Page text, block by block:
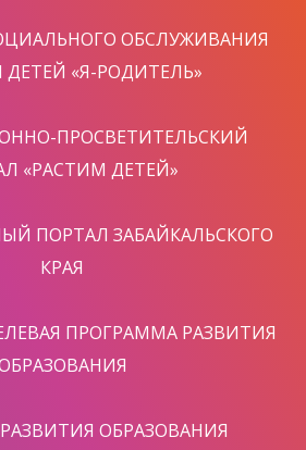
ОБСЛУЖИВАНИЯ
«Я-РОДИТЕЛЬ»
ПРОСВЕТИТЕЛЬСКИЙ
«РАСТИМ ДЕТЕЙ»
ПОРТАЛ ЗАБАЙКАЛЬСКОГО
КРАЯ
ПРОГРАММА РАЗВИТИЯ
ОБРАЗОВАНИЯ